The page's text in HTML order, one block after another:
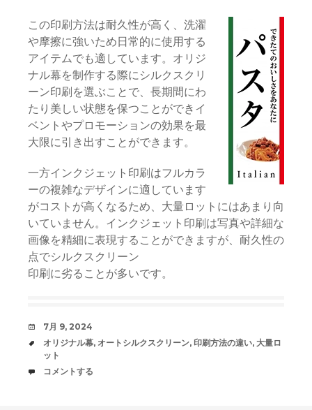
この印刷方法は耐久性が高く、洗濯
や摩擦に強いため日常的に使用する
アイテムでも適しています。オリジ
ナル幕を制作する際にシルクスクリ
ーン印刷を選ぶことで、長期間にわ
たり美しい状態を保つことができイ
ベントやプロモーションの効果を最
大限に引き出すことができます。
一方インクジェット印刷はフルカラ
ーの複雑なデザインに適しています
がコストが高くなるため、大量ロットにはあまり向
いていません。インクジェット印刷は写真や詳細な
画像を精細に表現することができますが、耐久性の
点でシルクスクリーン
印刷に劣ることが多いです。
日
時
7月 9, 2024
タ
グ
オリジナル幕, オートシルクスクリーン, 印刷方法の違い, 大量ロ
ット
コ
コメントする